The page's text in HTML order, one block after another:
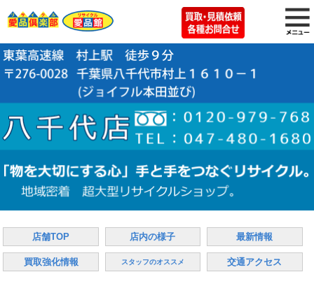
店舗TOP 店内の様子 最新情報
買取強化情報 スタッフのオススメ 交通アクセス